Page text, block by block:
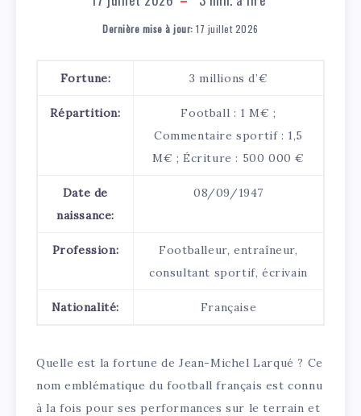
Dernière mise à jour: 17 juillet 2026
Fortune: 3 millions d’€
Répartition:
Football : 1 M€ ;
Commentaire sportif : 1,5
M€ ; Écriture : 500 000 €
Date de
naissance:
08/09/1947
Profession:
Footballeur, entraîneur,
consultant sportif, écrivain
Nationalité: Française
Quelle est la fortune de Jean-Michel Larqué ? Ce
nom emblématique du football français est connu
à la fois pour ses performances sur le terrain et